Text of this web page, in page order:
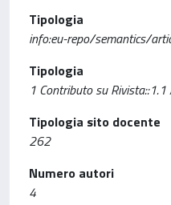
Tipologia
info:eu-repo/semantics/
Tipologia
1 Contributo su
Tipologia sito docente
262
Numero autori
4